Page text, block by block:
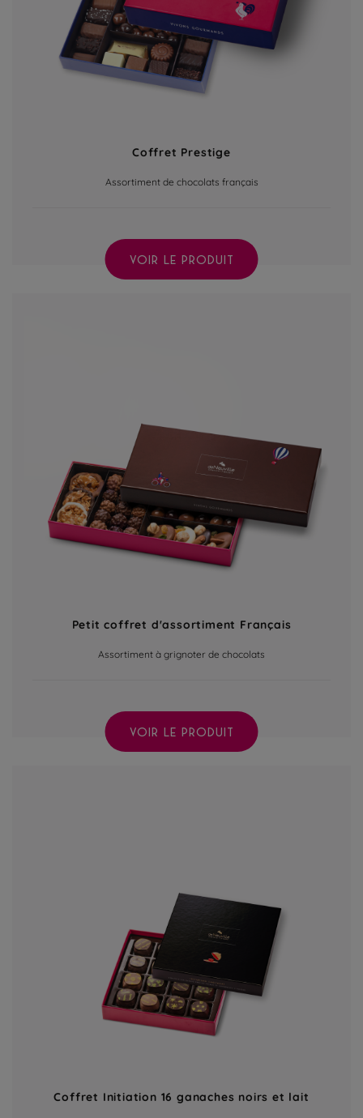
Coffret Prestige
Assortiment de chocolats français
VOIR LE PRODUIT
Petit coffret d'assortiment Français
Assortiment à grignoter de chocolats
VOIR LE PRODUIT
Coffret Initiation 16 ganaches noirs et lait